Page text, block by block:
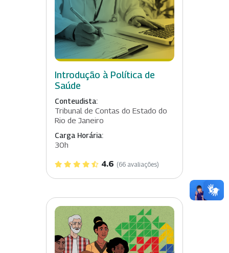
Introdução à Política de
Saúde
Conteudista:
Tribunal de Contas do Estado do
Rio de Janeiro
Carga Horária:
30h
4.6 (66 avaliações)